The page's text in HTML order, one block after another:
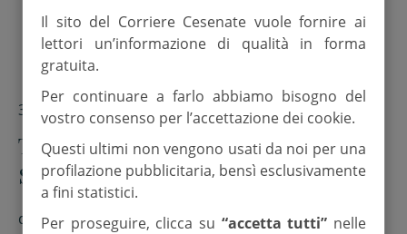
3 Luglio 2025
Trofeo Benedetto, le battute finali.
Santo Stefano vince il torneo di
basket
di Red.
Il sito del Corriere Cesenate vuole fornire ai
lettori un’informazione di qualità in forma
gratuita.
Per continuare a farlo abbiamo bisogno del
vostro consenso per l’accettazione dei cookie.
Questi ultimi non vengono usati da noi per una
profilazione pubblicitaria, bensì esclusivamente
a fini statistici.
Per proseguire, clicca su “accetta tutti” nelle